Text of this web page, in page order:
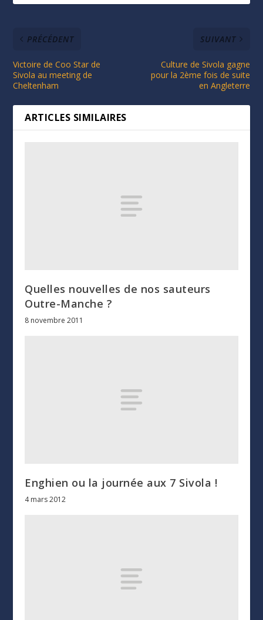
PRÉCÉDENT
Victoire de Coo Star de
Sivola au meeting de
Cheltenham
SUIVANT
Culture de Sivola gagne
pour la 2ème fois de suite
en Angleterre
ARTICLES SIMILAIRES
Quelles nouvelles de nos sauteurs
Outre-Manche ?
8 novembre 2011
Enghien ou la journée aux 7 Sivola !
4 mars 2012